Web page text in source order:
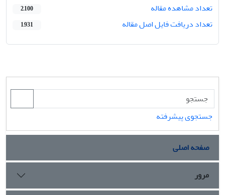
تعداد مشاهده مقاله
2,100
تعداد دریافت فایل اصل مقاله 1,931
جستجوی پیشرفته
صفحه اصلی
مرور